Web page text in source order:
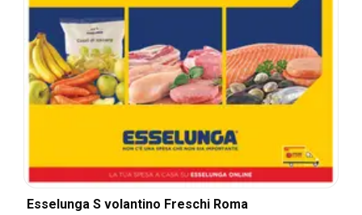
Esselunga S volantino Freschi Roma